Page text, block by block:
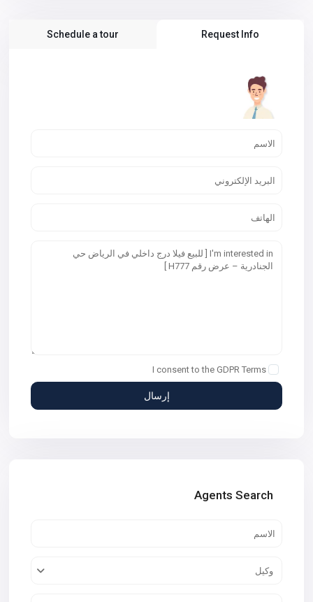
Request Info
Schedule a tour
I consent to the GDPR Terms
Agents Search
وكيل